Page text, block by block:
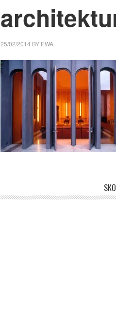
25/02/2014 BY EWA